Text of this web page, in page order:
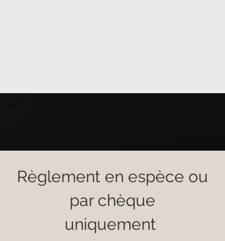
Règlement en espèce ou
par chèque
uniquement